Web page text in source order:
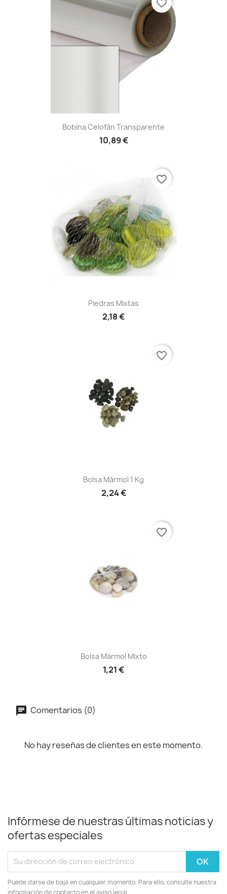
Bobina Celofán Transparente
10,89 €
favorite_border
Piedras Mixtas
2,18 €
favorite_border
Bolsa Mármol 1 Kg
2,24 €
favorite_border
Bolsa Mármol Mixto
1,21 €
favorite_border
Comentarios (0)
No hay reseñas de clientes en este momento.
Infórmese de nuestras últimas noticias y
ofertas especiales
Puede darse de baja en cualquier momento. Para ello, consulte nuestra
información de contacto en el aviso legal.